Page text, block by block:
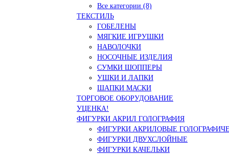
Все категории (8)
ТЕКСТИЛЬ
ГОБЕЛЕНЫ
МЯГКИЕ ИГРУШКИ
НАВОЛОЧКИ
НОСОЧНЫЕ ИЗДЕЛИЯ
СУМКИ ШОППЕРЫ
УШКИ И ЛАПКИ
ШАПКИ МАСКИ
ТОРГОВОЕ ОБОРУДОВАНИЕ
УЦЕНКА!
ФИГУРКИ АКРИЛ ГОЛОГРАФИЯ
ФИГУРКИ АКРИЛОВЫЕ
ФИГУРКИ ДВУХСЛОЙНЫЕ
ФИГУРКИ КАЧЕЛЬКИ